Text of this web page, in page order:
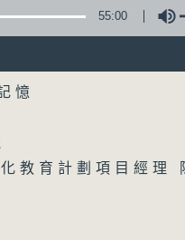
55:00
憶
教育計劃項目經